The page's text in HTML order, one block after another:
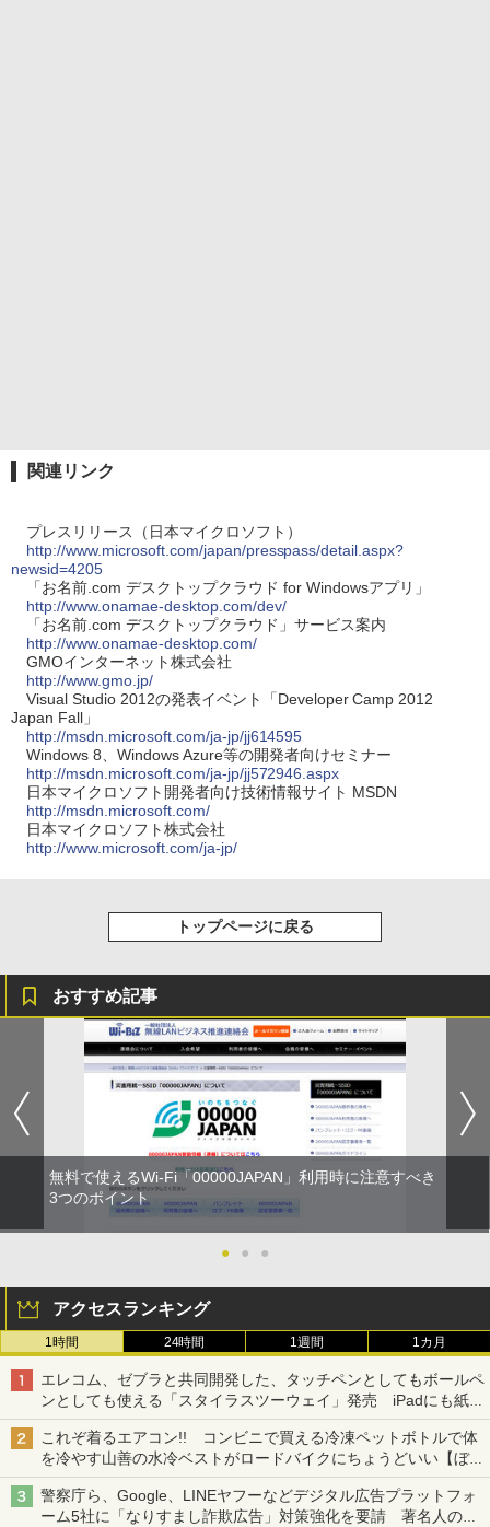
関連リンク
プレスリリース（日本マイクロソフト）
http://www.microsoft.com/japan/presspass/detail.aspx?
newsid=4205
「お名前.com デスクトップクラウド for Windowsアプリ」
http://www.onamae-desktop.com/dev/
「お名前.com デスクトップクラウド」サービス案内
http://www.onamae-desktop.com/
GMOインターネット株式会社
http://www.gmo.jp/
Visual Studio 2012の発表イベント「Developer Camp 2012
Japan Fall」
http://msdn.microsoft.com/ja-jp/jj614595
Windows 8、Windows Azure等の開発者向けセミナー
http://msdn.microsoft.com/ja-jp/jj572946.aspx
日本マイクロソフト開発者向け技術情報サイト MSDN
http://msdn.microsoft.com/
日本マイクロソフト株式会社
http://www.microsoft.com/ja-jp/
トップページに戻る
おすすめ記事
無料で使えるWi-Fi「00000JAPAN」利用時に注意すべき
3つのポイント
● ● ●
アクセスランキング
1時間 24時間 1週間 1カ月
エレコム、ゼブラと共同開発した、タッチペンとしてもボールペ
ンとしても使える「スタイラスツーウェイ」発売 iPadにも紙に
も、持ち替えずに書き込める
これぞ着るエアコン!! コンビニで買える冷凍ペットボトルで体
を冷やす山善の水冷ベストがロードバイクにちょうどいい【ぼっ
ち・ざ・ろーど！その14】【空いた時間でなにしてる？】
警察庁ら、Google、LINEヤフーなどデジタル広告プラットフォ
ーム5社に「なりすまし詐欺広告」対策強化を要請 著名人の写